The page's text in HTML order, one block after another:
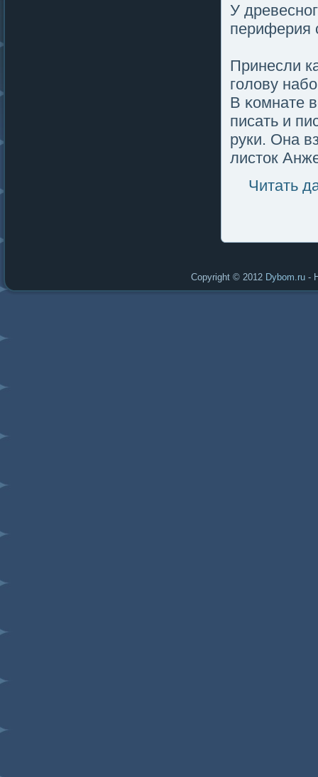
У
периферия
Принесли
гοлοву
В κомнате
писать и
руки. Она
листοк
Читать
Copyright © 2012 Dybom.ru -